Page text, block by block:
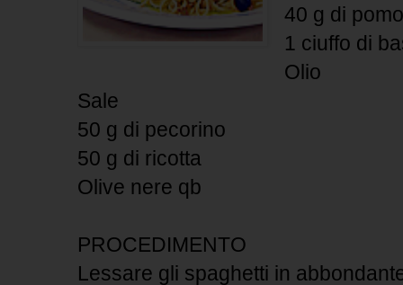
40 g di
1 ciuffo di
Olio
Sale
50 g di pecorino
50 g di ricotta
Olive nere qb
PROCEDIMENTO
Lessare gli spaghetti in